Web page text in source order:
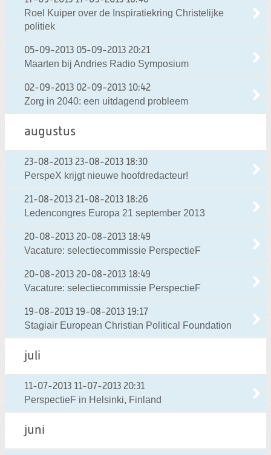
Roel Kuiper over de Inspiratiekring Christelijke
politiek
05-09-2013 05-09-2013 20:21
Maarten bij Andries Radio Symposium
02-09-2013 02-09-2013 10:42
Zorg in 2040: een uitdagend probleem
augustus
23-08-2013 23-08-2013 18:30
PerspeX krijgt nieuwe hoofdredacteur!
21-08-2013 21-08-2013 18:26
Ledencongres Europa 21 september 2013
20-08-2013 20-08-2013 18:49
Vacature: selectiecommissie PerspectieF
20-08-2013 20-08-2013 18:49
Vacature: selectiecommissie PerspectieF
19-08-2013 19-08-2013 19:17
Stagiair European Christian Political Foundation
juli
11-07-2013 11-07-2013 20:31
PerspectieF in Helsinki, Finland
juni